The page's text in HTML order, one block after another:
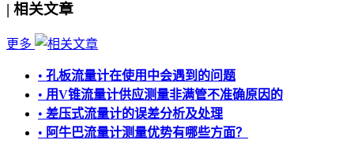
| 相关文章
更多
• 孔板流量计在使用中会遇到的问题
• 用V锥流量计供应测量非满管不准确原因的
• 差压式流量计的误差分析及处理
• 阿牛巴流量计测量优势有哪些方面？